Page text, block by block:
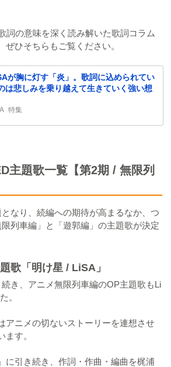
詞の意味を深く読み解いた歌詞コラム
ぜひそちらもご覧ください。
が胸に灯す「炎」。歌詞に込められてい
は悲しみを乗り越えて生きていく強い想
特集
主題歌一覧【第2期 / 無限列
なり、続編への期待が高まるなか、つ
列車編」と「遊郭編」の主題歌が決定
歌「明け星 / LiSA」
き、アニメ無限列車編のOP主題歌もLi
。
アニメの切ないストーリーを連想させ
ます。
に引き続き、作詞・作曲・編曲を梶浦